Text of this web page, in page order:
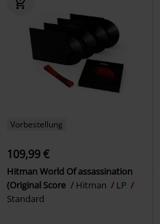
Vorbestellung
109,99 €
Hitman World Of assassination
(Original Score
Hitman
LP
Standard